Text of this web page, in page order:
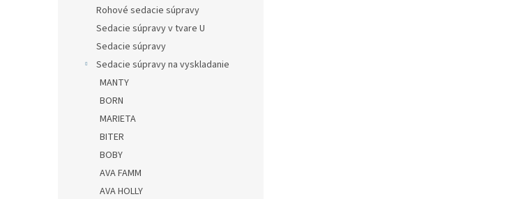
Rohové sedacie súpravy
Sedacie súpravy v tvare U
Sedacie súpravy
Sedacie súpravy na vyskladanie
MANTY
BORN
MARIETA
BITER
BOBY
AVA FAMM
AVA HOLLY